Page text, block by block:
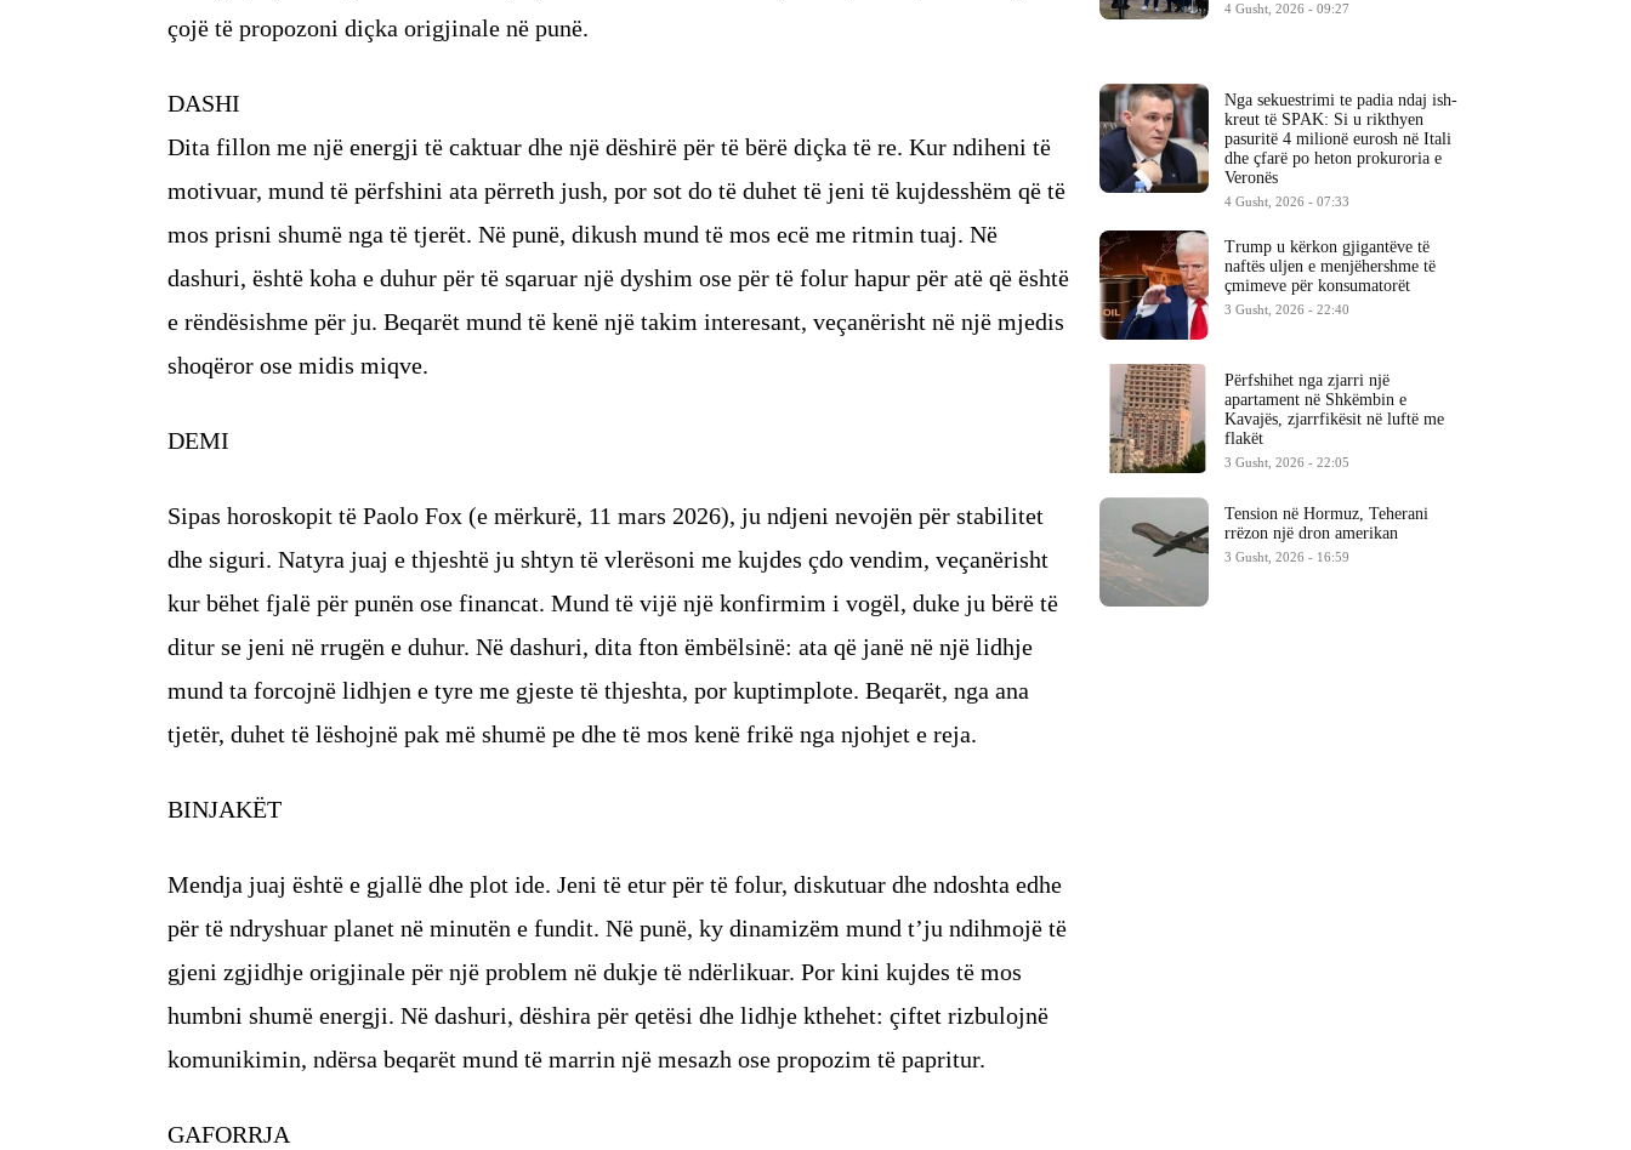
çojë të propozoni diçka origjinale në punë.
DASHI
Dita fillon me një energji të caktuar dhe një dëshirë për të bërë diçka të re. Kur ndiheni të
motivuar, mund të përfshini ata përreth jush, por sot do të duhet të jeni të kujdesshëm që të
mos prisni shumë nga të tjerët. Në punë, dikush mund të mos ecë me ritmin tuaj. Në
dashuri, është koha e duhur për të sqaruar një dyshim ose për të folur hapur për atë që është
e rëndësishme për ju. Beqarët mund të kenë një takim interesant, veçanërisht në një mjedis
shoqëror ose midis miqve.
DEMI
Sipas horoskopit të Paolo Fox (e mërkurë, 11 mars 2026), ju ndjeni nevojën për stabilitet
dhe siguri. Natyra juaj e thjeshtë ju shtyn të vlerësoni me kujdes çdo vendim, veçanërisht
kur bëhet fjalë për punën ose financat. Mund të vijë një konfirmim i vogël, duke ju bërë të
ditur se jeni në rrugën e duhur. Në dashuri, dita fton ëmbëlsinë: ata që janë në një lidhje
mund ta forcojnë lidhjen e tyre me gjeste të thjeshta, por kuptimplote. Beqarët, nga ana
tjetër, duhet të lëshojnë pak më shumë pe dhe të mos kenë frikë nga njohjet e reja.
BINJAKËT
Mendja juaj është e gjallë dhe plot ide. Jeni të etur për të folur, diskutuar dhe ndoshta edhe
për të ndryshuar planet në minutën e fundit. Në punë, ky dinamizëm mund t’ju ndihmojë të
gjeni zgjidhje origjinale për një problem në dukje të ndërlikuar. Por kini kujdes të mos
humbni shumë energji. Në dashuri, dëshira për qetësi dhe lidhje kthehet: çiftet rizbulojnë
komunikimin, ndërsa beqarët mund të marrin një mesazh ose propozim të papritur.
GAFORRJA
4 Gusht, 2026 - 09:27
Nga sekuestrimi te padia ndaj ish-
kreut të SPAK: Si u rikthyen
pasuritë 4 milionë eurosh në Itali
dhe çfarë po heton prokuroria e
Veronës
4 Gusht, 2026 - 07:33
Trump u kërkon gjigantëve të
naftës uljen e menjëhershme të
çmimeve për konsumatorët
3 Gusht, 2026 - 22:40
Përfshihet nga zjarri një
apartament në Shkëmbin e
Kavajës, zjarrfikësit në luftë me
flakët
3 Gusht, 2026 - 22:05
Tension në Hormuz, Teherani
rrëzon një dron amerikan
3 Gusht, 2026 - 16:59